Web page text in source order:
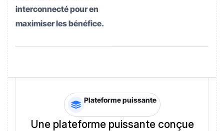
interconnecté pour en
maximiser les bénéfice.
Plateforme puissante
Une plateforme puissante conçue